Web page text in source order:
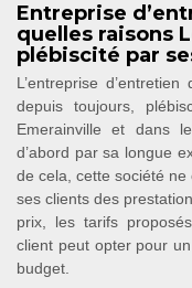
Entreprise
quelles raisons
plébiscité par
L’entreprise
depuis toujours,
Emerainville et dans
d’abord par sa longue
de cela, cette société ne
ses clients des
prix, les tarifs
client peut opter pour
budget.